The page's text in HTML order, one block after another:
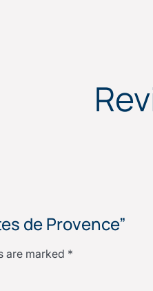
de Provence”
are marked *